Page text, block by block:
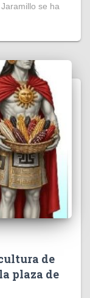
se ha
de
plaza de